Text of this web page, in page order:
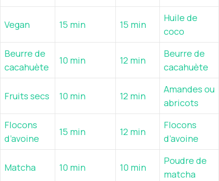
Vegan 15 min 15 min
Huile de
coco
Beurre de
cacahuète
10 min 12 min
Beurre de
cacahuète
Fruits secs 10 min 12 min
Amandes ou
abricots
Flocons
d’avoine
15 min 12 min
Flocons
d’avoine
Matcha 10 min 10 min
Poudre de
matcha